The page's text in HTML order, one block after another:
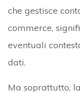
che gestisce
commerce,
eventuali
dati.
Ma soprattutto,